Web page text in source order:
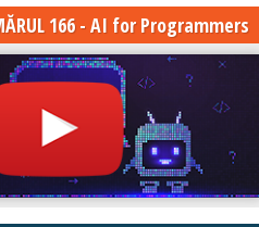
166 - AI for Programmers